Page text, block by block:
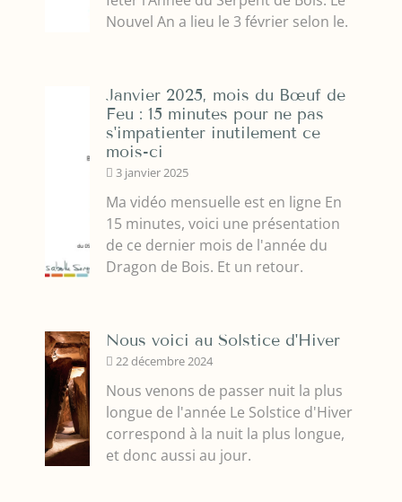
Nouvel An a lieu le 3 février selon le.
Janvier 2025, mois du Bœuf de
Feu : 15 minutes pour ne pas
s'impatienter inutilement ce
mois-ci
3 janvier 2025
Ma vidéo mensuelle est en ligne En
15 minutes, voici une présentation
de ce dernier mois de l'année du
Dragon de Bois. Et un retour.
Nous voici au Solstice d'Hiver
22 décembre 2024
Nous venons de passer nuit la plus
longue de l'année Le Solstice d'Hiver
correspond à la nuit la plus longue,
et donc aussi au jour.